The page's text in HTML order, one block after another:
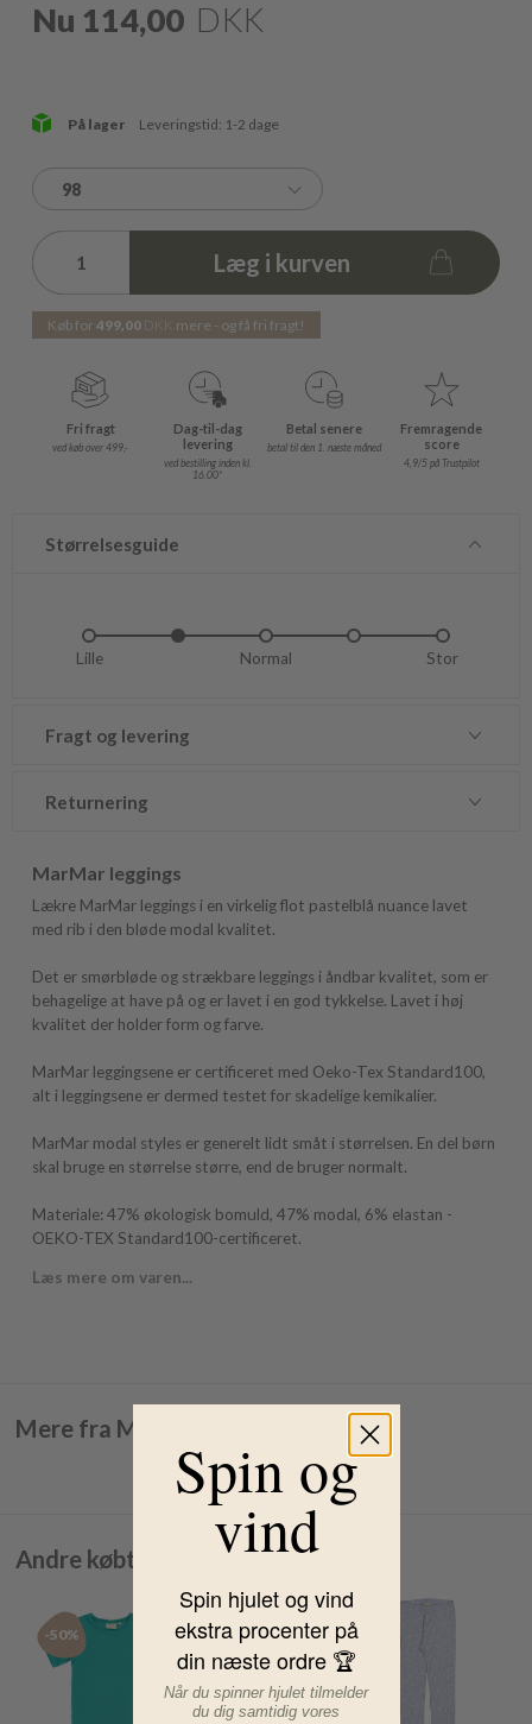
Nu 114,00 DKK
På lager Leveringstid: 1-2 dage
98
Læg i kurven
Køb for499,00 DKK mere - og få fri fragt!
Fri fragt
ved køb over 499,-
Dag-til-dag
levering
ved bestilling inden kl.
16.00*
Betal senere
betal til den 1. næste måned
Fremragende
score
4,9/5 på Trustpilot
Størrelsesguide
Lille Normal Stor
Fragt og levering
Returnering
MarMar leggings
Lækre MarMar leggings i en virkelig flot pastelblå nuance lavet
med rib i den bløde modal kvalitet.
Det er smørbløde og strækbare leggings i åndbar kvalitet, som er
behagelige at have på og er lavet i en god tykkelse. Lavet i høj
kvalitet der holder form og farve.
MarMar leggingsene er certificeret med Oeko-Tex Standard100,
alt i leggingsene er dermed testet for skadelige kemikalier.
MarMar modal styles er generelt lidt småt i størrelsen. En del børn
skal bruge en størrelse større, end de bruger normalt.
Materiale: 47% økologisk bomuld, 47% modal, 6% elastan -
OEKO-TEX Standard100-certificeret.
Læs mere om varen...
Mere fra MarMar Copenhagen
Andre købte også
-50% -50%
Spin og
vind
Spin hjulet og vind
ekstra procenter på
din næste ordre 🏆
Når du spinner hjulet tilmelder
du dig samtidig vores